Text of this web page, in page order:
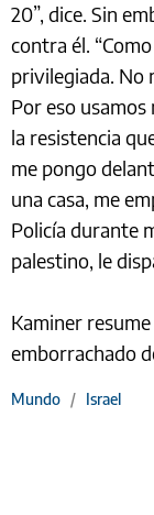
20”, dice. Sin
contra él.
privilegiada. No
Por eso
la resistencia
me pongo
una casa, me
Policía durante
palestino, le
Kaminer
emborrachado
Mundo / Israel